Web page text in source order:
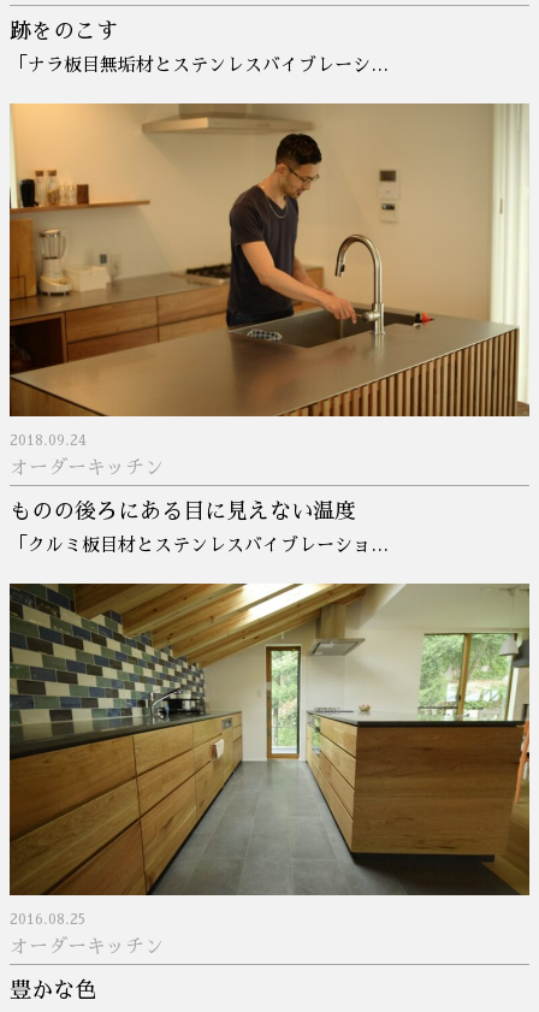
跡をのこす
「ナラ板目無垢材とステンレスバイブレーシ…
2018.09.24
オーダーキッチン
ものの後ろにある目に見えない温度
「クルミ板目材とステンレスバイブレーショ…
2016.08.25
オーダーキッチン
豊かな色